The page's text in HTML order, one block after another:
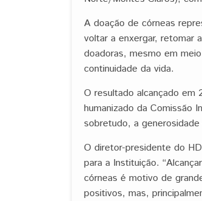
A doação de córneas
voltar a enxergar, retomar
doadoras, mesmo em
continuidade da vida.
O resultado alcançado
humanizado da Comissão
sobretudo, a
O diretor-presidente do
para a Instituição.
córneas é motivo de
positivos, mas,